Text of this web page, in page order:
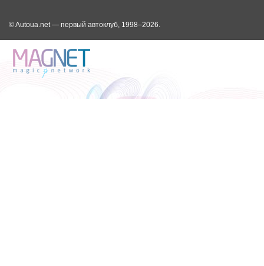
© Autoua.net — первый автоклуб, 1998–2026.